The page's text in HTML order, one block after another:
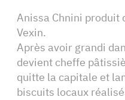
Anissa Chnini produit
Vexin.
Après avoir grandi
devient cheffe
quitte la capitale et
biscuits locaux